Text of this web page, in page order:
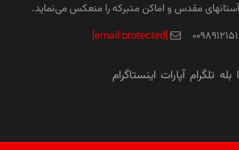
مقدس و اماکن متبرکه را منعکس می‌نماید.
[email protected]
بله تلگرام آپارات اینستاگرام